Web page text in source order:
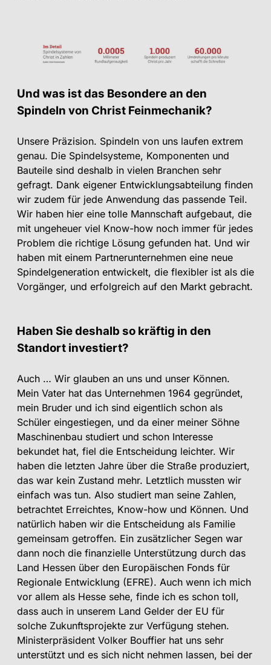
Und was ist das Besondere an den
Spindeln von Christ Feinmechanik?
Unsere Präzision. Spindeln von uns laufen extrem
genau. Die Spindelsysteme, Komponenten und
Bauteile sind deshalb in vielen Branchen sehr
gefragt. Dank eigener Entwicklungsabteilung finden
wir zudem für jede Anwendung das passende Teil.
Wir haben hier eine tolle Mannschaft aufgebaut, die
mit ungeheuer viel Know-how noch immer für jedes
Problem die richtige Lösung gefunden hat. Und wir
haben mit einem Partnerunternehmen eine neue
Spindelgeneration entwickelt, die flexibler ist als die
Vorgänger, und erfolgreich auf den Markt gebracht.
Haben Sie deshalb so kräftig in den
Standort investiert?
Auch … Wir glauben an uns und unser Können.
Mein Vater hat das Unter­nehmen 1964 gegründet,
mein Bruder und ich sind eigentlich schon als
Schüler eingestiegen, und da einer meiner Söhne
Maschinenbau studiert und schon Interesse
bekundet hat, fiel die Entscheidung leichter. Wir
haben die letzten Jahre über die Straße produziert,
das war kein Zustand mehr. Letztlich mussten wir
einfach was tun. Also studiert man seine Zahlen,
betrachtet Erreichtes, Know-how und Können. Und
natürlich haben wir die Entscheidung als Familie
gemeinsam getroffen. Ein zusätzlicher Segen war
dann noch die finanzielle Unterstützung durch das
Land Hessen über den Europäischen Fonds für
Regionale Entwicklung (EFRE). Auch wenn ich mich
vor allem als Hesse sehe, finde ich es schon toll,
dass auch in unserem Land Gelder der EU für
solche Zukunftsprojekte zur Verfügung stehen.
Ministerpräsident Volker Bouffier hat uns sehr
unterstützt und es sich nicht nehmen lassen, bei der